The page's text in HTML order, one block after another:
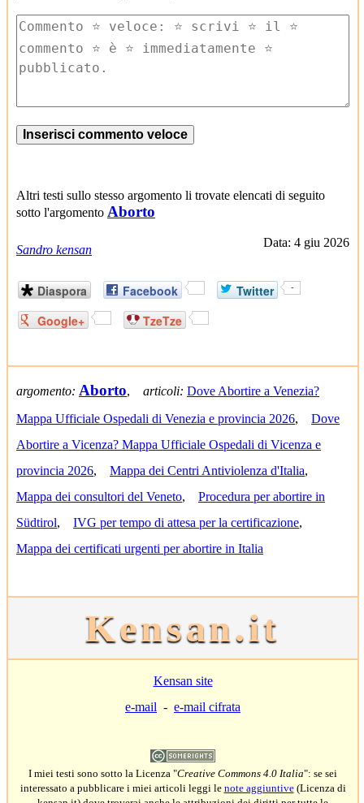
Altri testi sullo stesso argomento li trovate elencati di seguito
sotto l'argomento Aborto
Sandro kensan
Data: 4 giu 2026
Diaspora Facebook Twitter -
Google+ TzeTze
argomento: Aborto, articoli: Dove Abortire a Venezia?
Mappa Ufficiale Ospedali di Venezia e provincia 2026, Dove
Abortire a Vicenza? Mappa Ufficiale Ospedali di Vicenza e
provincia 2026, Mappa dei Centri Antiviolenza d'Italia,
Mappa dei consultori del Veneto, Procedura per abortire in
Südtirol, IVG per tempo di attesa per la certificazione,
Mappa dei certificati urgenti per abortire in Italia
Kensan.it
Kensan site
e-mail - e-mail cifrata
I miei testi sono sotto la Licenza "Creative Commons 4.0 Italia": se sei
interessato a pubblicare i miei articoli leggi le note aggiuntive(Licenza di